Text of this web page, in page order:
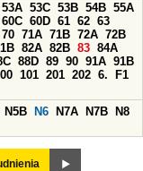
53A 53C 53B 54B 55A
60C 60D 61 62 63
70 71A 71B 72A 72B
82A 82B 83 84A
88D 89 90 91A 91B
101 201 202 6.
F1
N5B N6 N7A N7B
N8